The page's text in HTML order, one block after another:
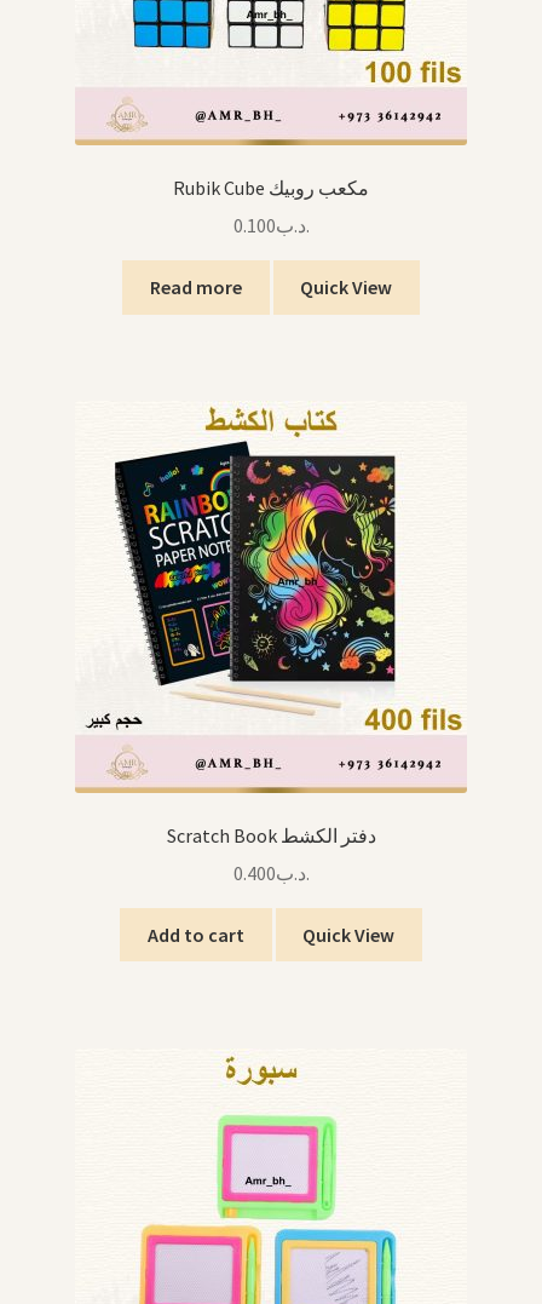
Rubik Cube مكعب روبيك
.د.ب0.100
Read more Quick View
Scratch Book دفتر الكشط
.د.ب0.400
Add to cart Quick View